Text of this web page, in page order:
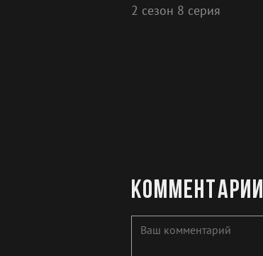
2 сезон 8 серия
Комментарии